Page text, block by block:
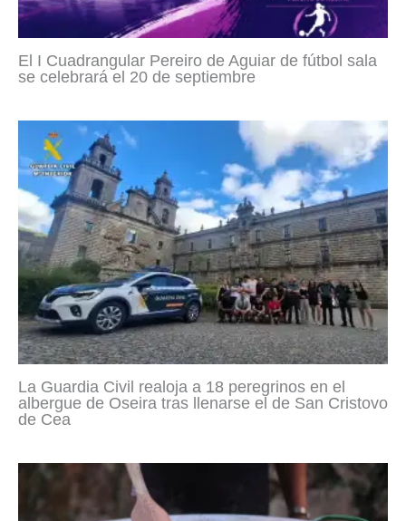
El I Cuadrangular Pereiro de Aguiar de fútbol sala
se celebrará el 20 de septiembre
La Guardia Civil realoja a 18 peregrinos en el
albergue de Oseira tras llenarse el de San Cristovo
de Cea